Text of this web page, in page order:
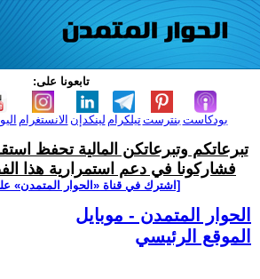
تابعونا على:
الانستغرام لينكدإن تيلكرامبنترست بودكاست
تبرعاتكم وتبرعاتكن المالية تحفظ
فشاركونا في دعم استمرارية هذا
[اشترك في قناة ‫«الحوار المتمدن»
الحوار المتمدن - موبايل
الموقع الرئيسي